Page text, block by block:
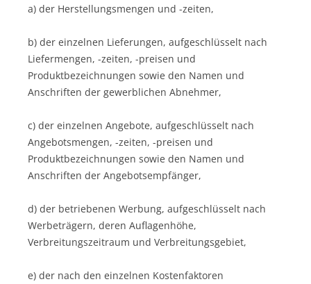
a) der Herstellungsmengen und -zeiten,
b) der einzelnen Lieferungen, aufgeschlüsselt nach
Liefermengen, -zeiten, -preisen und
Produktbezeichnungen sowie den Namen und
Anschriften der gewerblichen Abnehmer,
c) der einzelnen Angebote, aufgeschlüsselt nach
Angebotsmengen, -zeiten, -preisen und
Produktbezeichnungen sowie den Namen und
Anschriften der Angebotsempfänger,
d) der betriebenen Werbung, aufgeschlüsselt nach
Werbeträgern, deren Auflagenhöhe,
Verbreitungszeitraum und Verbreitungsgebiet,
e) der nach den einzelnen Kostenfaktoren